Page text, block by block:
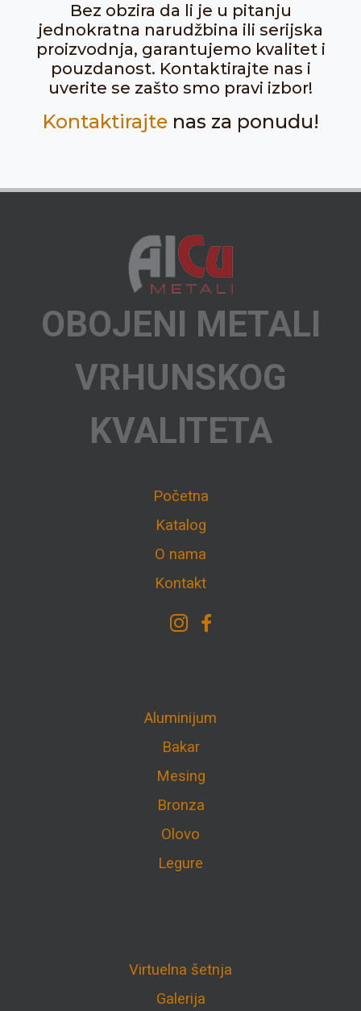
Bez obzira da li je u pitanju
jednokratna narudžbina ili serijska
proizvodnja, garantujemo kvalitet i
pouzdanost. Kontaktirajte nas i
uverite se zašto smo pravi izbor!
Kontaktirajtenas za ponudu!
OBOJENI METALI
VRHUNSKOG
KVALITETA
Početna
Katalog
O nama
Kontakt
Aluminijum
Bakar
Mesing
Bronza
Olovo
Legure
Virtuelna šetnja
Galerija